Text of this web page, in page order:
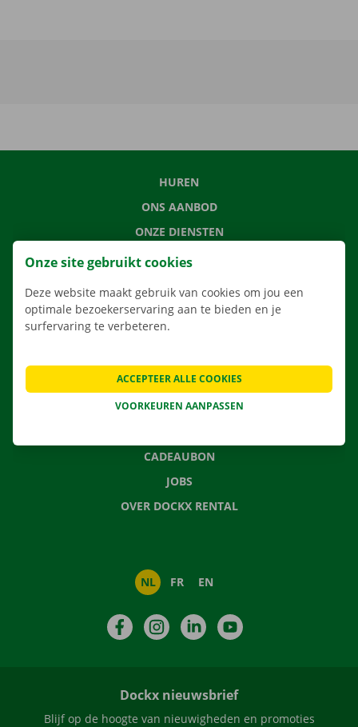
HUREN
ONS AANBOD
ONZE DIENSTEN
LOCATIES
VERHUISOPLOSSINGEN
CONTACTEER ONS
VEELGESTELDE VRAGEN
CADEAUBON
JOBS
OVER DOCKX RENTAL
NL FR EN
FacebookInstagramLinkedIn
Dockx nieuwsbrief
Blijf op de hoogte van nieuwigheden en promoties
Onze site gebruikt cookies
Deze website maakt gebruik van cookies om jou een
optimale bezoekerservaring aan te bieden en je
surfervaring te verbeteren.
VOORKEUREN AANPASSEN
ACCEPTEER ALLE COOKIES